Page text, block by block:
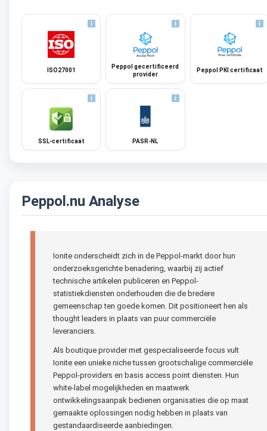
ISO27001
Peppol gecertificeerd
provider
Peppol PKI certificaat
SSL-certificaat PASR-NL
Peppol.nu Analyse
Ionite onderscheidt zich in de Peppol-markt door hun
onderzoeksgerichte benadering, waarbij zij actief
technische artikelen publiceren en Peppol-
statistiekdiensten onderhouden die de bredere
gemeenschap ten goede komen. Dit positioneert hen als
thought leaders in plaats van puur commerciële
leveranciers.
Als boutique provider met gespecialiseerde focus vult
Ionite een unieke niche tussen grootschalige commerciële
Peppol-providers en basis access point diensten. Hun
white-label mogelijkheden en maatwerk
ontwikkelingsaanpak bedienen organisaties die op maat
gemaakte oplossingen nodig hebben in plaats van
gestandaardiseerde aanbiedingen.